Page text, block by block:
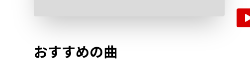
おすすめの曲